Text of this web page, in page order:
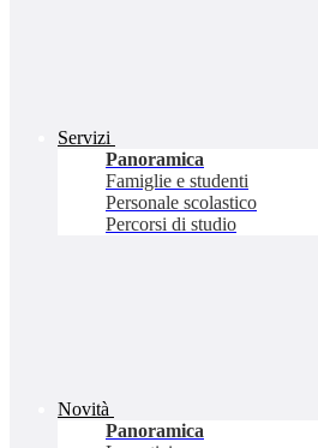
Servizi
Panoramica
Famiglie e studenti
Personale scolastico
Percorsi di studio
Novità
Panoramica